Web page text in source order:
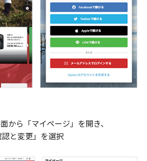
から「マイページ」を開き、
認と変更」を選択